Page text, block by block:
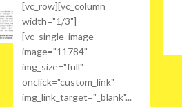
[vc_row][vc_column
width="1/3"]
[vc_single_image
image="11784"
img_size="full"
onclick="custom_link"
img_link_target="_blank"